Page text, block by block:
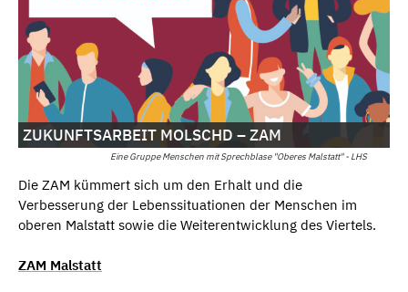
Eine Gruppe Menschen mit Sprechblase "Oberes Malstatt" - LHS
ZUKUNFTSARBEIT MOLSCHD – ZAM
Die ZAM kümmert sich um den Erhalt und die
Verbesserung der Lebenssituationen der Menschen im
oberen Malstatt sowie die Weiterentwicklung des Viertels.
ZAM Malstatt